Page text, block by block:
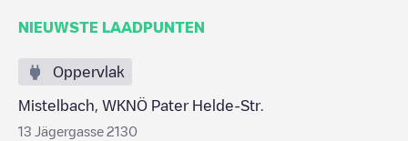
NIEUWSTE LAADPUNTEN
Oppervlak
Mistelbach, WKNÖ Pater Helde-Str.
13 Jägergasse 2130